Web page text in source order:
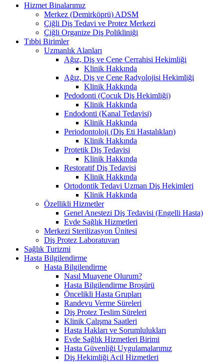
Hizmet Binalarımız
Merkez (Demirköprü) ADSM
Çiğli Diş Tedavi ve Protez Merkezi
Çiğli Organize Diş Polikliniği
Tıbbi Birimler
Uzmanlık Alanları
Ağız, Diş ve Çene Cerrahisi Hekimliği
Klinik Hakkında
Ağız, Diş ve Çene Radyolojisi Hekimliği
Klinik Hakkında
Pedodonti (Çocuk Diş Hekimliği)
Klinik Hakkında
Endodonti (Kanal Tedavisi)
Klinik Hakkında
Periodontoloji (Diş Eti Hastalıkları)
Klinik Hakkında
Protetik Diş Tedavisi
Klinik Hakkında
Restoratif Diş Tedavisi
Klinik Hakkında
Ortodontik Tedavi Uzman Diş Hekimleri
Klinik Hakkında
Özellikli Hizmetler
Genel Anestezi Diş Tedavisi (Engelli Hasta)
Evde Sağlık Hizmetleri
Merkezi Sterilizasyon Ünitesi
Diş Protez Laboratuvarı
Sağlık Turizmi
Hasta Bilgilendirme
Hasta Bilgilendirme
Nasıl Muayene Olurum?
Hasta Bilgilendirme Broşürü
Öncelikli Hasta Grupları
Randevu Verme Süreleri
Diş Protez Teslim Süreleri
Klinik Çalışma Saatleri
Hasta Hakları ve Sorumlulukları
Evde Sağlık Hizmetleri Birimi
Hasta Güvenliği Uygulamalarımız
Diş Hekimliği Acil Hizmetleri